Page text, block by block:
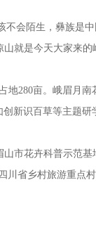
会陌生，彝族是
就是今天大家来
地280亩。峨眉月
新识百草等主题
市花卉科普示范基
川省乡村旅游重点